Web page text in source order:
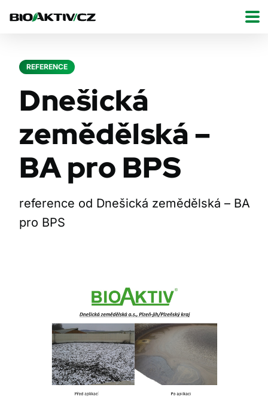
REFERENCE
Dnešická
zemědělská –
BA pro BPS
reference od Dnešická zemědělská – BA
pro BPS